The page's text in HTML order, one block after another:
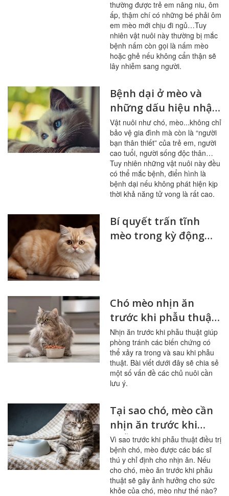
thường được trẻ em nâng niu, ôm
ấp, thậm chí có những bé phải ôm
em mèo mới chịu đi ngủ…Tuy
nhiên vật nuôi này thường bị mắc
bệnh nấm còn gọi là nấm mèo
hoặc ghẻ nếu không cẩn thận sẽ
lây nhiễm sang người.
Bệnh dại ở mèo và
những dấu hiệu nhận
biết
Vật nuôi như chó, mèo...không chỉ
bảo vệ gia đình mà còn là “người
bạn thân thiết” của trẻ em, người
cao tuổi, người sống độc thân…
Tuy nhiên những vật nuôi này đều
có thể mắc bệnh, điển hình là
bệnh dại nếu không phát hiện kịp
thời khả năng tử vong là rất cao.
Bí quyết trấn tĩnh
mèo trong kỳ động
Chó mèo nhịn ăn
trước khi phẫu thuật,
các vấn đề cần lưu ý
Nhịn ăn trước khi phẫu thuật giúp
phòng tránh các biến chứng có
thể xảy ra trong và sau khi phẫu
thuật. Bài viết dưới đây sẽ chia sẻ
một số vấn đề các chủ nuôi cần
lưu ý.
Tại sao chó, mèo cần
nhịn ăn trước khi
phẫu thuật điều trị
bệnh
Vì sao trước khi phẫu thuật điều trị
bệnh chó, mèo được các bác sĩ
thú y chỉ định cho nhịn ăn. Nếu
cho chó, mèo ăn trước khi phẫu
thuật sẽ gây ảnh hưởng cho sức
khỏe của chó, mèo như thế nào?